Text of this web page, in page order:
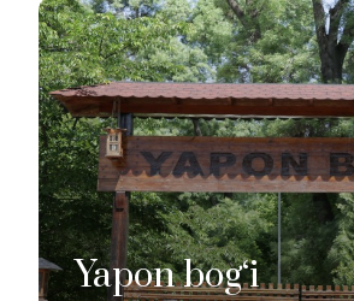
Yapon bog‘i